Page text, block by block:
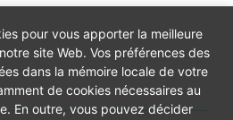
pour vous apporter la meilleure
site Web. Vos préférences des
dans la mémoire locale de votre
de cookies nécessaires au
En outre, vous pouvez décider